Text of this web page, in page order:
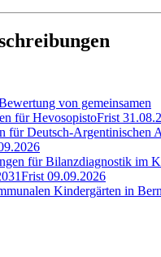
von gemeinsamen
für HevosopistoFrist
für Deutsch-Argentinischen
für Bilanzdiagnostik im
Frist 09.09.2026
Kindergärten in